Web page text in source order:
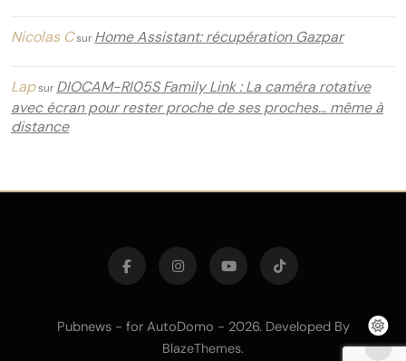
Nicolas Csur Home Assistant: récupération Gazpar
Lapsur DIOCAM-RI05S Family Link : La caméra rotative
avec écran pour rester proche de ses proches… même à
distance
Pubnews - for AutoDomo - 2026. Developed By
BlazeThemes.